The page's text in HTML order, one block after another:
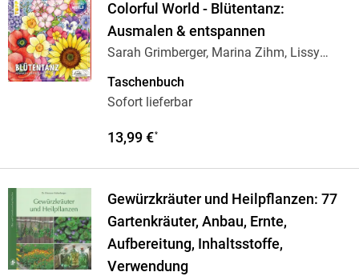
Colorful World - Blütentanz:
Ausmalen & entspannen
Sarah Grimberger, Marina Zihm, Lissy
Taschenbuch
Sofort lieferbar
13,99 €*
Gewürzkräuter und Heilpflanzen: 77
Gartenkräuter, Anbau, Ernte,
Aufbereitung, Inhaltsstoffe,
Verwendung